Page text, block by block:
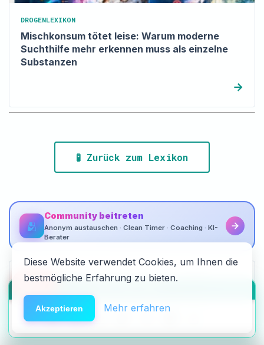
DROGENLEXIKON
Mischkonsum tötet leise: Warum moderne
Suchthilfe mehr erkennen muss als einzelne
Substanzen
→
🧪 Zurück zum Lexikon
🫂
Community beitreten
Anonym austauschen · Clean Timer · Coaching · KI-
Berater
Connect
🆘Hilfe
Diese Website verwendet Cookies, um Ihnen die
bestmögliche Erfahrung zu bieten.
Akzeptieren Mehr erfahren